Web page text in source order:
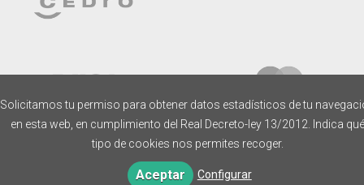
Solicitamos tu permiso para obtener datos estadísticos de tu
en esta web, en cumplimiento del Real Decreto-ley 13/2012. Indica qué
tipo de cookies nos permites recoger.
Aceptar Configurar